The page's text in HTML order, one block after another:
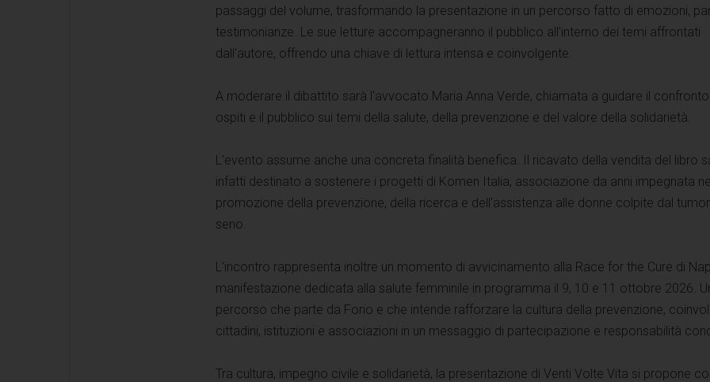
passaggi del volume, trasformando la presentazione in un percorso fatto di emozioni,
testimonianze. Le sue letture accompagneranno il pubblico all'interno dei temi affrontati
dall'autore, offrendo una chiave di lettura intensa e coinvolgente.
A moderare il dibattito sarà l'avvocato Maria Anna Verde, chiamata a guidare il
ospiti e il pubblico sui temi della salute, della prevenzione e del valore della solidarietà.
L'evento assume anche una concreta finalità benefica. Il ricavato della vendita del libro
infatti destinato a sostenere i progetti di Komen Italia, associazione da anni impegnata
promozione della prevenzione, della ricerca e dell'assistenza alle donne colpite dal
seno.
L'incontro rappresenta inoltre un momento di avvicinamento alla Race for the Cure di
manifestazione dedicata alla salute femminile in programma il 9, 10 e 11 ottobre 2026.
percorso che parte da Forio e che intende rafforzare la cultura della prevenzione,
cittadini, istituzioni e associazioni in un messaggio di partecipazione e responsabilità
Tra cultura, impegno civile e solidarietà, la presentazione di Venti Volte Vita si propone